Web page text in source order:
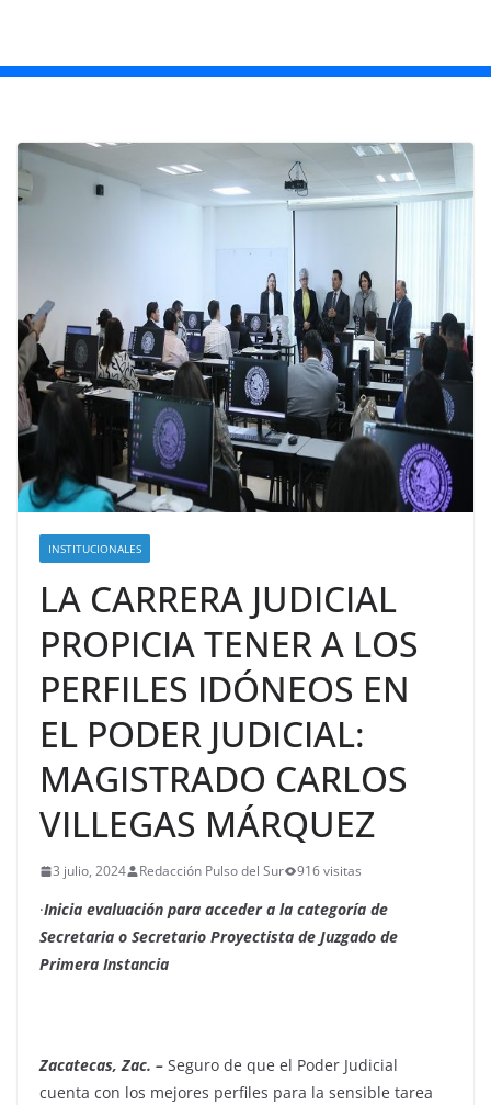
INSTITUCIONALES
LA CARRERA JUDICIAL
PROPICIA TENER A LOS
PERFILES IDÓNEOS EN
EL PODER JUDICIAL:
MAGISTRADO CARLOS
VILLEGAS MÁRQUEZ
3 julio, 2024 Redacción Pulso del Sur 916 visitas
·Inicia evaluación para acceder a la categoría de
Secretaria o Secretario Proyectista de Juzgado de
Primera Instancia
Zacatecas, Zac. – Seguro de que el Poder Judicial
cuenta con los mejores perfiles para la sensible tarea